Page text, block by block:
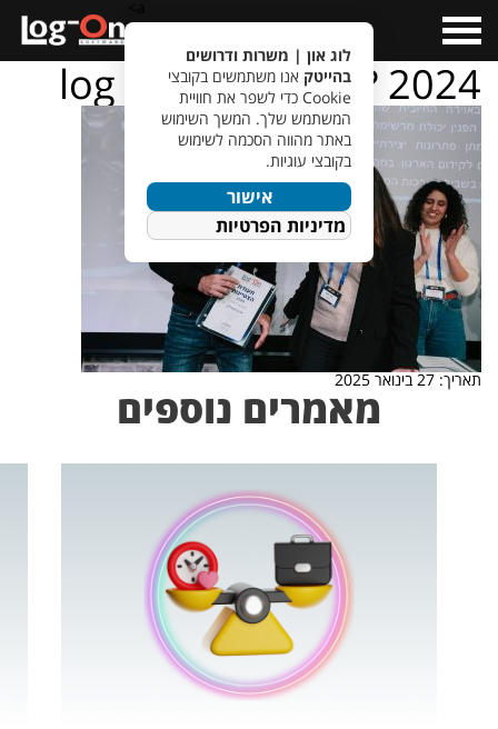
Menu
log – on – ???????? 2024
תאריך: 27 בינואר 2025
מאמרים נוספים
לוג און | משרות ודרושים
בהייטק אנו משתמשים בקובצי
Cookie כדי לשפר את חוויית
המשתמש שלך. המשך השימוש
באתר מהווה הסכמה לשימוש
בקובצי עוגיות.
אישור
מדיניות הפרטיות